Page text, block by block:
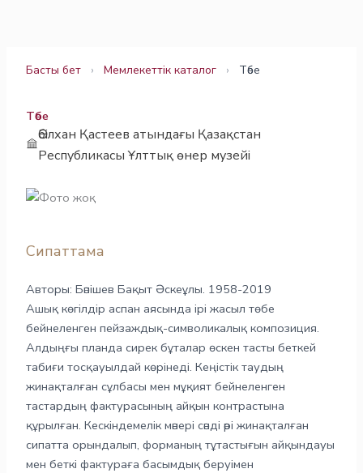
Басты бет › Мемлекеттік каталог › Төбе
Төбе
Әбілхан Қастеев атындағы Қазақстан
Республикасы Ұлттық өнер музейі
Сипаттама
Авторы: Бәпішев Бақыт Әскеұлы. 1958-2019
Ашық көгілдір аспан аясында ірі жасыл төбе
бейнеленген пейзаждық-символикалық композиция.
Алдыңғы планда сирек бұталар өскен тасты беткей
табиғи тосқауылдай көрінеді. Кеңістік таудың
жинақталған сұлбасы мен мұқият бейнеленген
тастардың фактурасының айқын контрастына
құрылған. Кескіндемелік мәнері сәнді әрі жинақталған
сипатта орындалып, форманың тұтастығын айқындауы
мен беткі фактураға басымдық беруімен